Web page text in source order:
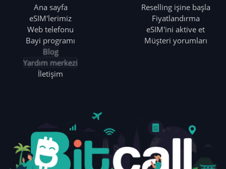
Ana sayfa
eSIM'lerimiz
Web telefonu
Bayi programı
Blog
Yardım merkezi
İletişim
Reselling işine başla
Fiyatlandırma
eSIM'ini aktive et
Müşteri yorumları